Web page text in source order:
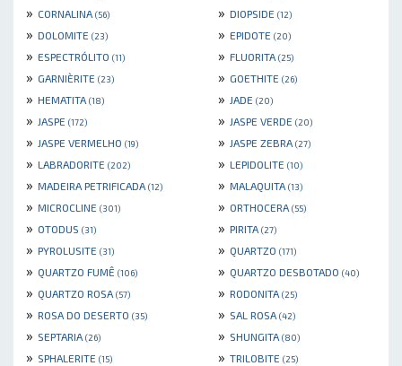
» CORNALINA (56) » DIOPSIDE (12)
» DOLOMITE (23) » EPIDOTE (20)
» ESPECTRÓLITO (11) » FLUORITA (25)
» GARNIÈRITE (23) » GOETHITE (26)
» HEMATITA (18) » JADE (20)
» JASPE (172) » JASPE VERDE (20)
» JASPE VERMELHO (19) » JASPE ZEBRA (27)
» LABRADORITE (202) » LEPIDOLITE (10)
» MADEIRA PETRIFICADA (12) » MALAQUITA (13)
» MICROCLINE (301) » ORTHOCERA (55)
» OTODUS (31) » PIRITA (27)
» PYROLUSITE (31) » QUARTZO (171)
» QUARTZO FUMÊ (106) » QUARTZO DESBOTADO (40)
» QUARTZO ROSA (57) » RODONITA (25)
» ROSA DO DESERTO (35) » SAL ROSA (42)
» SEPTARIA (26) » SHUNGITA (80)
» SPHALERITE (15) » TRILOBITE (25)